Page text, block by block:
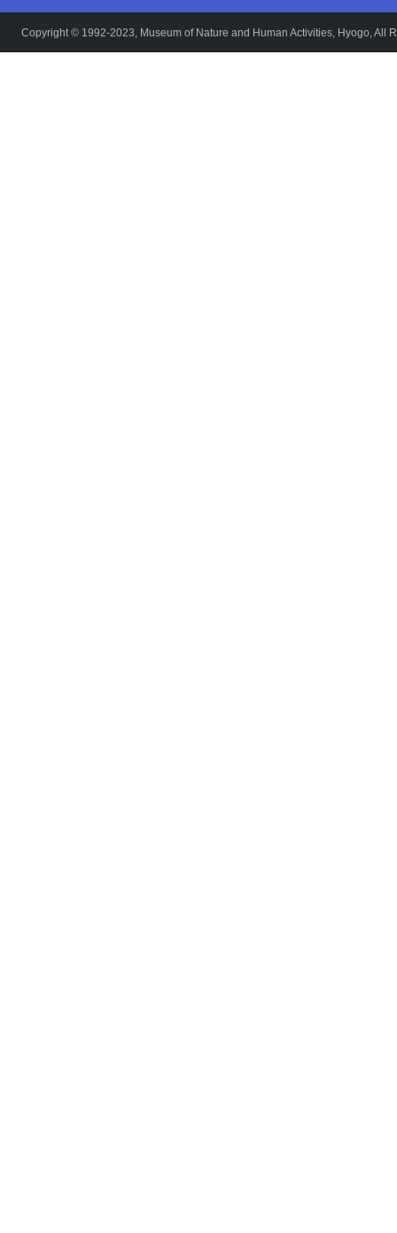
Copyright © 1992-2023, Museum of Nature and Human Activities, Hyogo, All